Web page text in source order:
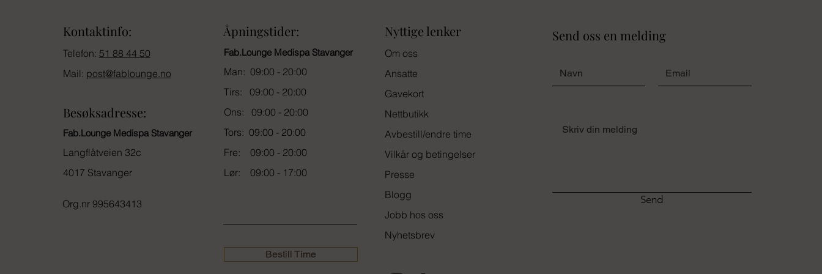
Kontaktinfo:
Telefon: 51 88 44 50
Mail: post@fablounge.no
Besøksadresse:
Fab.Lounge Medispa Stavanger
Langflåtveien 32c
4017 Stavanger
​Org.nr 995643413
Åpningstider:
Fab.Lounge Medispa Stavanger
Man: 09:00 - 20:00
Tirs: 09:00 - 20:00​​
Ons: 09:00 - 20:00
Tors: 09:00 - 20:00
Fre: 09:00 - 20:00
Lør: 09:00 - 17:00
Bestill Time
Nyttige lenker
Om oss
Ansatte
Gavekort
Nettbutikk
Avbestill/endre time
Vilkår og betingelser
Presse
Blogg
Jobb hos oss
Nyhetsbrev
Send oss en melding
Send